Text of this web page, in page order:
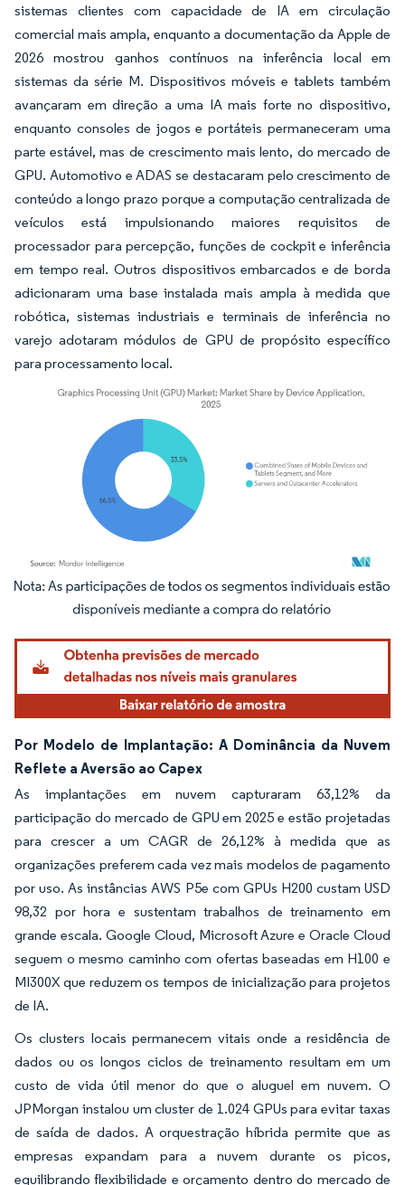
sistemas clientes com capacidade de IA em circulação
comercial mais ampla, enquanto a documentação da Apple de
2026 mostrou ganhos contínuos na inferência local em
sistemas da série M. Dispositivos móveis e tablets também
avançaram em direção a uma IA mais forte no dispositivo,
enquanto consoles de jogos e portáteis permaneceram uma
parte estável, mas de crescimento mais lento, do mercado de
GPU. Automotivo e ADAS se destacaram pelo crescimento de
conteúdo a longo prazo porque a computação centralizada de
veículos está impulsionando maiores requisitos de
processador para percepção, funções de cockpit e inferência
em tempo real. Outros dispositivos embarcados e de borda
adicionaram uma base instalada mais ampla à medida que
robótica, sistemas industriais e terminais de inferência no
varejo adotaram módulos de GPU de propósito específico
para processamento local.
Imagem © Mordor Intelligence. O reuso requer atribuição conforme CC BY 4.0.
Por Modelo de Implantação: A Dominância da Nuvem
Reflete a Aversão ao Capex
As implantações em nuvem capturaram 63,12% da
participação do mercado de GPU em 2025 e estão projetadas
para crescer a um CAGR de 26,12% à medida que as
organizações preferem cada vez mais modelos de pagamento
por uso. As instâncias AWS P5e com GPUs H200 custam USD
98,32 por hora e sustentam trabalhos de treinamento em
grande escala. Google Cloud, Microsoft Azure e Oracle Cloud
seguem o mesmo caminho com ofertas baseadas em H100 e
MI300X que reduzem os tempos de inicialização para projetos
de IA.
Os clusters locais permanecem vitais onde a residência de
dados ou os longos ciclos de treinamento resultam em um
custo de vida útil menor do que o aluguel em nuvem. O
JPMorgan instalou um cluster de 1.024 GPUs para evitar taxas
de saída de dados. A orquestração híbrida permite que as
empresas expandam para a nuvem durante os picos,
equilibrando flexibilidade e orçamento dentro do mercado de